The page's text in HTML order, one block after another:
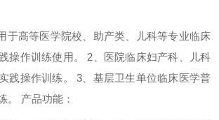
于高等医学院校、助产类、儿科等专业临床
操作训练使用。 2、医院临床妇产科、儿科
践操作训练。 3、基层卫生单位临床医学普
。 产品功能：